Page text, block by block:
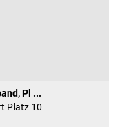
Pl ...
Platz 10